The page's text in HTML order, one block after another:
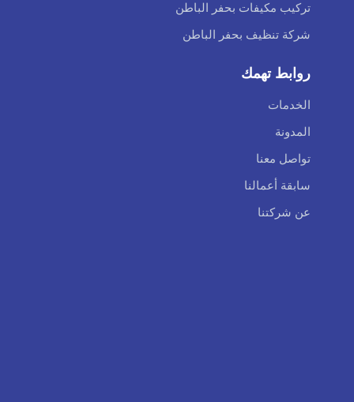
تركيب مكيفات بحفر الباطن
شركة تنظيف بحفر الباطن
روابط تهمك
الخدمات
المدونة
تواصل معنا
سابقة أعمالنا
عن شركتنا